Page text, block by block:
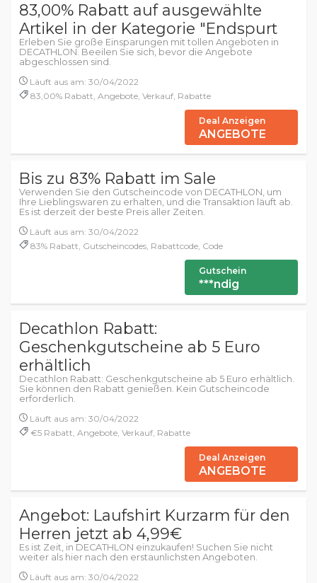
83,00% Rabatt auf ausgewählte
Artikel in der Kategorie "Endspurt
Erleben Sie große Einsparungen mit tollen Angeboten in
DECATHLON. Beeilen Sie sich, bevor die Angebote
abgeschlossen sind.
Läuft aus am: 30/04/2022
83,00% Rabatt, Angebote, Verkauf, Rabatte
Deal Anzeigen
ANGEBOTE
Bis zu 83% Rabatt im Sale
Verwenden Sie den Gutscheincode von DECATHLON, um
Ihre Lieblingswaren zu erhalten, und die Transaktion läuft ab.
Es ist derzeit der beste Preis aller Zeiten.
Läuft aus am: 30/04/2022
83% Rabatt, Gutscheincodes, Rabattcode, Code
Gutschein
***ndig
Decathlon Rabatt:
Geschenkgutscheine ab 5 Euro
erhältlich
Decathlon Rabatt: Geschenkgutscheine ab 5 Euro erhältlich.
Sie können den Rabatt genießen. Kein Gutscheincode
erforderlich.
Läuft aus am: 30/04/2022
€5 Rabatt, Angebote, Verkauf, Rabatte
Deal Anzeigen
ANGEBOTE
Angebot: Laufshirt Kurzarm für den
Herren jetzt ab 4,99€
Es ist Zeit, in DECATHLON einzukaufen! Suchen Sie nicht
weiter als hier nach den erstaunlichsten Angeboten.
Läuft aus am: 30/04/2022